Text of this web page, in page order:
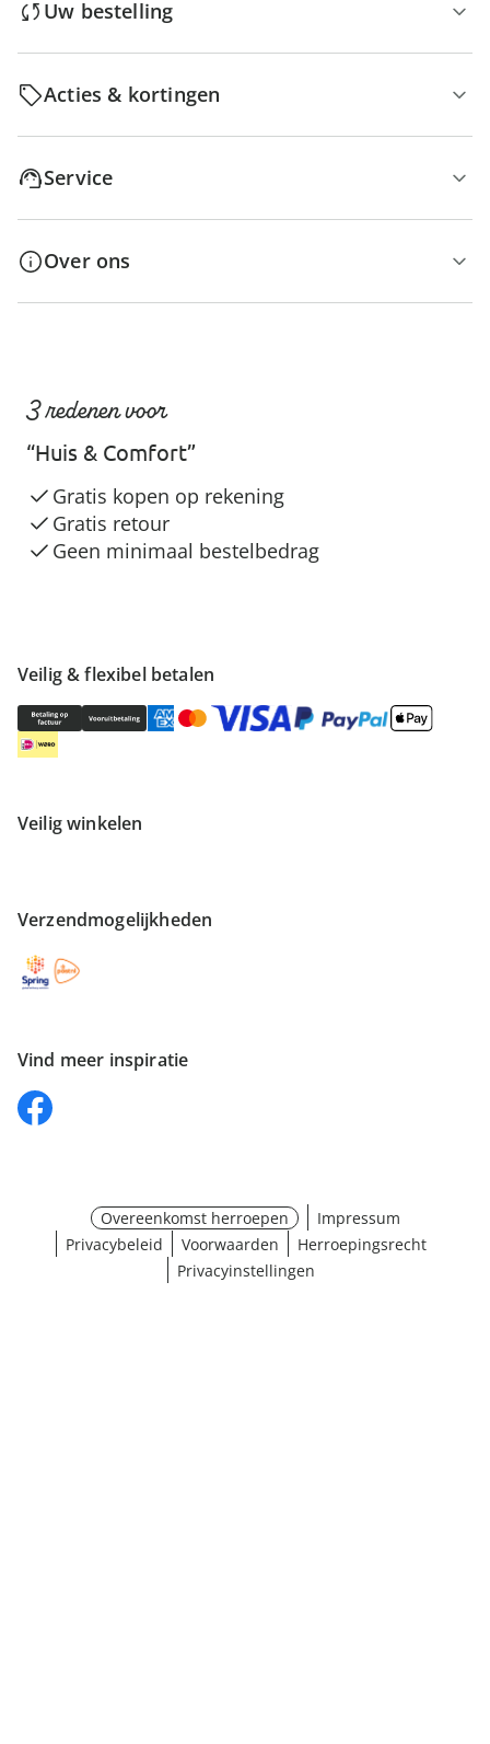
Uw bestelling
Acties & kortingen
Service
Over ons
Veilig & flexibel betalen
Veilig winkelen
Verzendmogelijkheden
Vind meer inspiratie
3 redenen voor
“Huis & Comfort”
Gratis kopen op rekening
Gratis retour
Geen minimaal bestelbedrag
Overeenkomst herroepen
Impressum
Privacybeleid
Voorwaarden
Herroepingsrecht
Privacyinstellingen